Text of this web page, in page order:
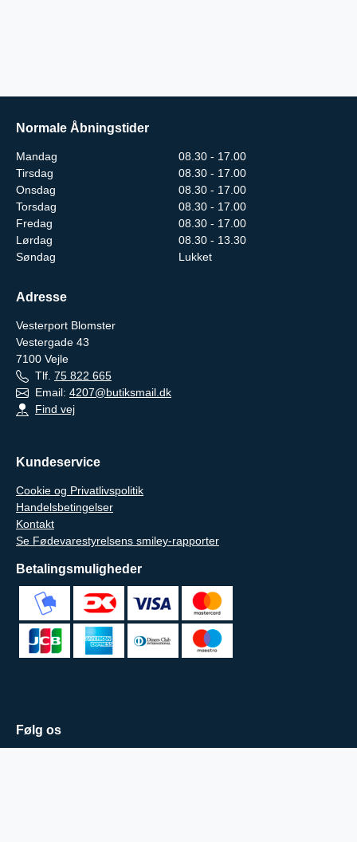
Normale Åbningstider
Mandag
08.30 - 17.00
Tirsdag
08.30 - 17.00
Onsdag
08.30 - 17.00
Torsdag
08.30 - 17.00
Fredag
08.30 - 17.00
Lørdag
08.30 - 13.30
Søndag
Lukket
Adresse
Vesterport Blomster
Vestergade 43
7100 Vejle
Tlf. 75 822 665
Email: 4207@butiksmail.dk
Find vej
Kundeservice
Cookie og Privatlivspolitik
Handelsbetingelser
Kontakt
Se Fødevarestyrelsens smiley-rapporter
Betalingsmuligheder
Følg os